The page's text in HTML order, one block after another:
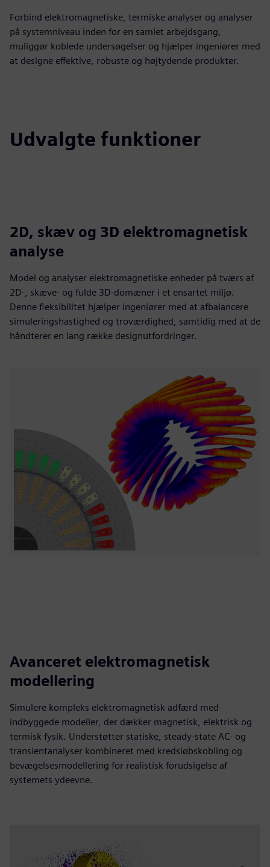
Forbind elektromagnetiske, termiske analyser og analyser
på systemniveau inden for en samlet arbejdsgang,
muliggør koblede undersøgelser og hjælper ingeniører med
at designe effektive, robuste og højtydende produkter.
Udvalgte funktioner
2D, skæv og 3D elektromagnetisk
analyse
Model og analyser elektromagnetiske enheder på tværs af
2D-, skæve- og fulde 3D-domæner i et ensartet miljø.
Denne fleksibilitet hjælper ingeniører med at afbalancere
simuleringshastighed og troværdighed, samtidig med at de
håndterer en lang række designutfordringer.
Avanceret elektromagnetisk
modellering
Simulere kompleks elektromagnetisk adfærd med
indbyggede modeller, der dækker magnetisk, elektrisk og
termisk fysik. Understøtter statiske, steady-state AC- og
transientanalyser kombineret med kredsløbskobling og
bevægelsesmodellering for realistisk forudsigelse af
systemets ydeevne.